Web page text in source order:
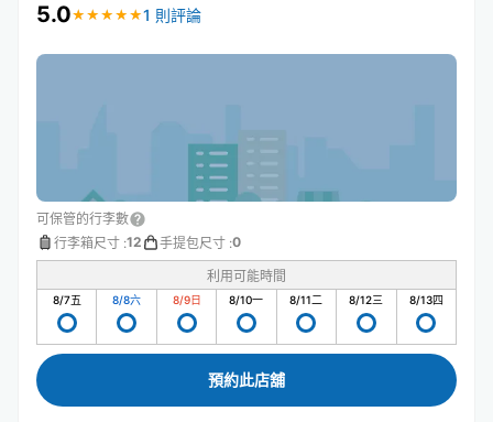
5.0★ ★ ★ ★ ★
★ ★ ★ ★ ★1 則評論
可保管的行李數
行李箱尺寸 :12 手提包尺寸 :0
利用可能時間
8/7五 8/8六 8/9日 8/10一 8/11二 8/12三 8/13四
預約此店舖